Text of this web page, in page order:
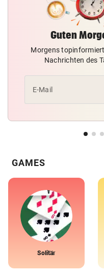
Guten
Morgens
Nachrichten des
E-Mail
GAMES
Solitär